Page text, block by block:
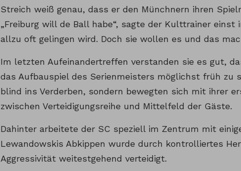
Streich weiß genau, dass er den Münchnern ihren
„Freiburg will de Ball habe“, sagte der Kulttrainer
allzu oft gelingen wird. Doch sie wollen es und das
Im letzten Aufeinandertreffen verstanden sie es gut,
das Aufbauspiel des Serienmeisters möglichst früh zu
blind ins Verderben, sondern bewegten sich mit ihrer
zwischen Verteidigungsreihe und Mittelfeld der Gäste.
Dahinter arbeitete der SC speziell im Zentrum mit
Lewandowskis Abkippen wurde durch kontrolliertes
Aggressivität weitestgehend verteidigt.